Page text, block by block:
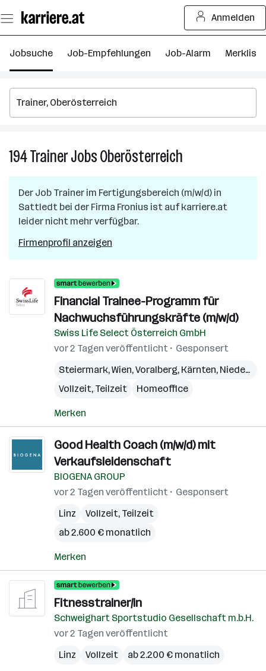
Seiteninhalt
springen
Anmelden
Jobsuche Job-Empfehlungen Job-Alarm Merkliste
194TrainerJobsOberösterreich
in
Oberösterreich
Der Job Trainer im Fertigungsbereich (m/w/d) in
Sattledt bei der Firma Fronius ist auf karriere.at
leider nicht mehr verfügbar.
Firmenprofil anzeigen
Financial Trainee-Programm für
Nachwuchsführungskräfte (m/w/d)
Swiss Life Select Österreich GmbH
vor 2 Tagen veröffentlicht
Gesponsert
Steiermark,Wien,Voralberg, Kärnten, Niederösterreich
Vollzeit, Teilzeit
Homeoffice
Merken
Good Health Coach (m/w/d) mit
Verkaufsleidenschaft
BIOGENA GROUP
vor 2 Tagen veröffentlicht
Gesponsert
Linz
Vollzeit, Teilzeit
ab 2.600 € monatlich
Merken
Fitnesstrainer/in
Schweighart Sportstudio Gesellschaft m.b.H.
vor 2 Tagen veröffentlicht
Linz
Vollzeit ab 2.200 € monatlich